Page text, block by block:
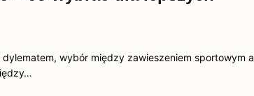
wybór między zawieszeniem sportowym a